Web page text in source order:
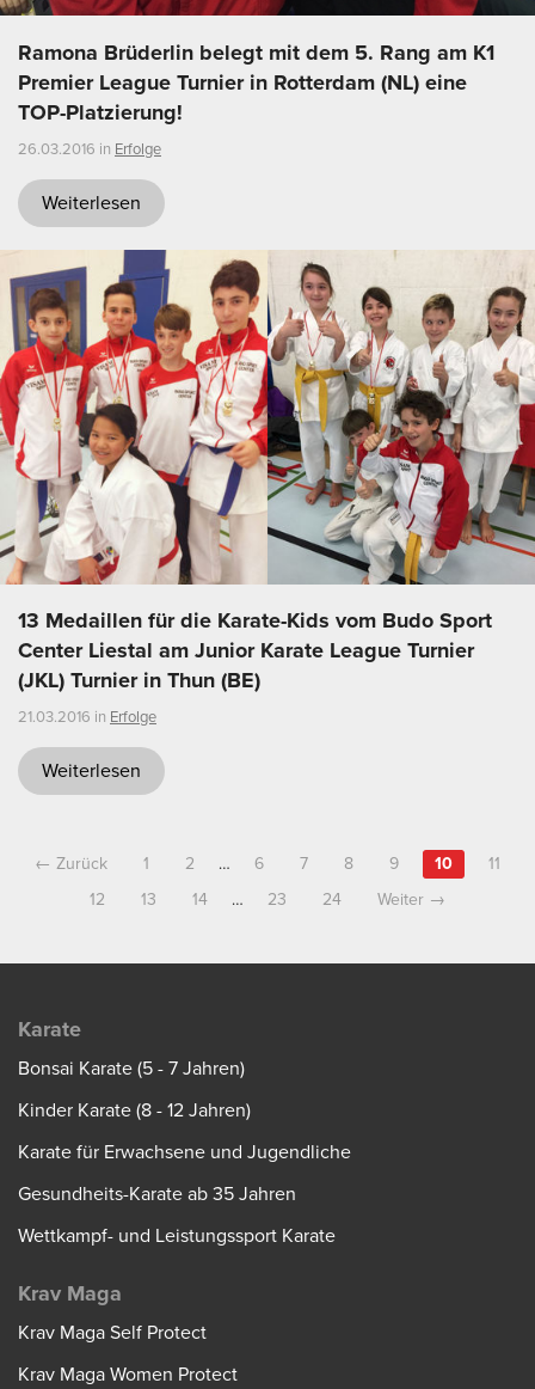
Ramona Brüderlin belegt mit dem 5. Rang am K1
Premier League Turnier in Rotterdam (NL) eine
TOP-Platzierung!
26.03.2016 in Erfolge
Weiterlesen
13 Medaillen für die Karate-Kids vom Budo Sport
Center Liestal am Junior Karate League Turnier
(JKL) Turnier in Thun (BE)
21.03.2016 in Erfolge
Weiterlesen
← Zurück 1 2 … 6 7 8 9 10
11
12
13 14 … 23 24 Weiter →
Karate
Bonsai Karate (5 - 7 Jahren)
Kinder Karate (8 - 12 Jahren)
Karate für Erwachsene und Jugendliche
Gesundheits-Karate ab 35 Jahren
Wettkampf- und Leistungssport Karate
Krav Maga
Krav Maga Self Protect
Krav Maga Women Protect